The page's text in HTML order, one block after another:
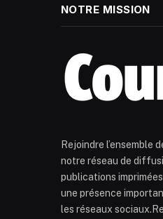
NOTRE MISSION
Rejoindre l’ensemble
notre réseau de
publications
une présence
les réseaux